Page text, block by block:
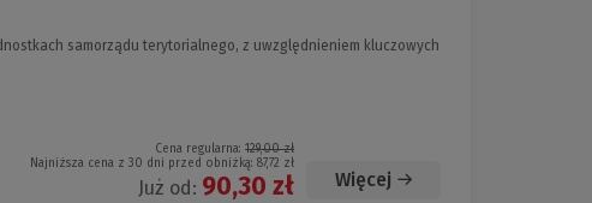
samorządu terytorialnego, z uwzględnieniem kluczowych
Cena regularna: 129,00 zł
Najniższa cena z 30 dni przed obniżką: 87,72 zł
Już od: 90,30 zł Więcej